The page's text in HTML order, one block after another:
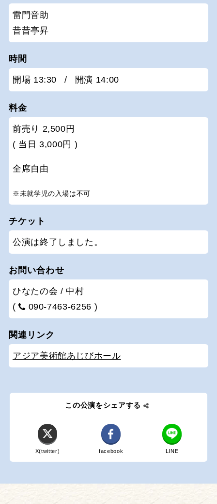
雷門音助
昔昔亭昇
時間
開場 13:30 / 開演 14:00
料金
前売り 2,500円
( 当日 3,000円 )
全席自由
※未就学児の入場は不可
チケット
公演は終了しました。
お問い合わせ
ひなたの会 / 中村
(
090-7463-6256 )
関連リンク
アジア美術館あじびホール
この公演をシェアする
X(twitter) facebook LINE